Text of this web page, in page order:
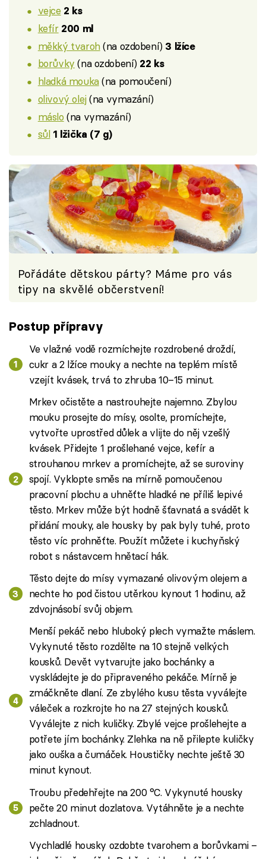
vejce 2 ks
kefír 200 ml
měkký tvaroh(na ozdobení) 3 lžíce
borůvky (na ozdobení) 22 ks
hladká mouka(na pomoučení)
olivový olej(na vymazání)
máslo (na vymazání)
sůl 1 lžička (7 g)
Pořádáte dětskou párty? Máme pro vás
tipy na skvělé občerstvení!
Postup přípravy
Ve vlažné vodě rozmíchejte rozdrobené droždí,
cukr a 2 lžíce mouky a nechte na teplém místě
vzejít kvásek, trvá to zhruba 10–15 minut.
Mrkev očistěte a nastrouhejte najemno. Zbylou
mouku prosejte do mísy, osolte, promíchejte,
vytvořte uprostřed důlek a vlijte do něj vzešlý
kvásek. Přidejte 1 prošlehané vejce, kefír a
strouhanou mrkev a promíchejte, až se suroviny
spojí. Vyklopte směs na mírně pomoučenou
pracovní plochu a uhněťte hladké ne příliš lepivé
těsto. Mrkev může být hodně šťavnatá a svádět k
přidání mouky, ale housky by pak byly tuhé, proto
těsto víc prohněťte. Použít můžete i kuchyňský
robot s nástavcem hnětací hák.
Těsto dejte do mísy vymazané olivovým olejem a
nechte ho pod čistou utěrkou kynout 1 hodinu, až
zdvojnásobí svůj objem.
Menší pekáč nebo hluboký plech vymažte máslem.
Vykynuté těsto rozdělte na 10 stejně velkých
kousků. Devět vytvarujte jako bochánky a
vyskládejte je do připraveného pekáče. Mírně je
zmáčkněte dlaní. Ze zbylého kusu těsta vyválejte
váleček a rozkrojte ho na 27 stejných kousků.
Vyválejte z nich kuličky. Zbylé vejce prošlehejte a
potřete jím bochánky. Zlehka na ně přilepte kuličky
jako ouška a čumáček. Houstičky nechte ještě 30
minut kynout.
Troubu předehřejte na 200 °C. Vykynuté housky
pečte 20 minut dozlatova. Vytáhněte je a nechte
zchladnout.
Vychladlé housky ozdobte tvarohem a borůvkami –